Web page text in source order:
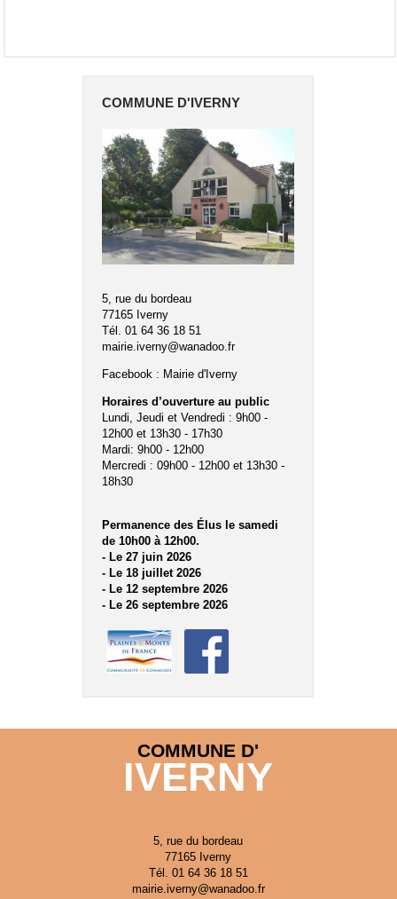
COMMUNE D'IVERNY
5, rue du bordeau
77165 Iverny
Tél. 01 64 36 18 51
mairie.iverny@wanadoo.fr
Facebook : Mairie d'Iverny
Horaires d’ouverture au public
Lundi, Jeudi et Vendredi : 9h00 -
12h00 et 13h30 - 17h30
Mardi: 9h00 - 12h00
Mercredi : 09h00 - 12h00 et 13h30 -
18h30
Permanence des Élus le samedi
de 10h00 à 12h00.
- Le 27 juin 2026
- Le 18 juillet 2026
- Le 12 septembre 2026
- Le 26 septembre 2026
COMMUNE D'
IVERNY
5, rue du bordeau
77165 Iverny
Tél. 01 64 36 18 51
mairie.iverny@wanadoo.fr